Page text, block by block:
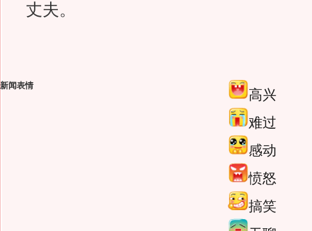
丈夫。
新闻表情
高兴
难过
感动
愤怒
搞笑